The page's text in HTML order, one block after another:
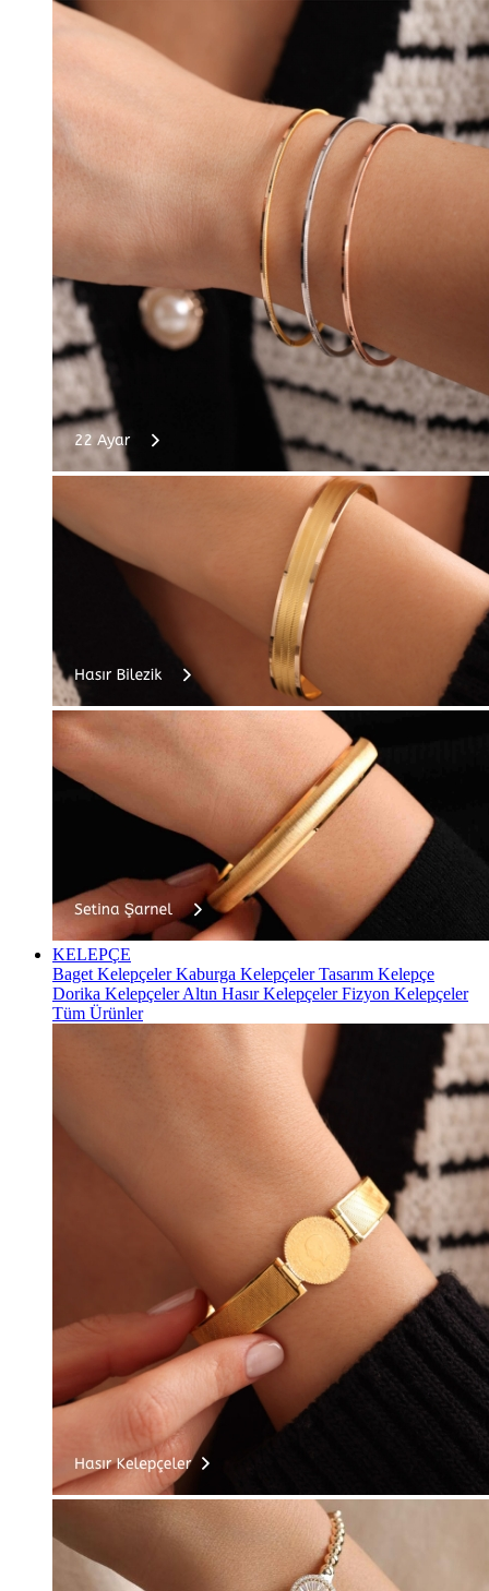
KELEPÇE
Baget KelepçelerKaburga KelepçelerTasarım Kelepçe
Dorika KelepçelerAltın Hasır KelepçelerFizyon Kelepçeler
Tüm Ürünler